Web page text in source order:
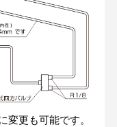
変更も可能です。